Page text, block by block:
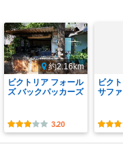
約2.16km
ビクトリア フォール
ズ バックパッカーズ
3.20
ビク
サフ